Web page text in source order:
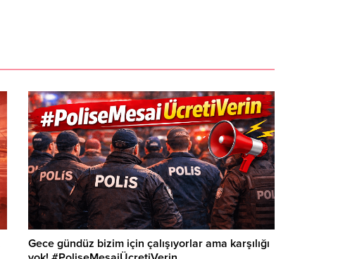
Gece gündüz bizim için çalışıyorlar ama karşılığı